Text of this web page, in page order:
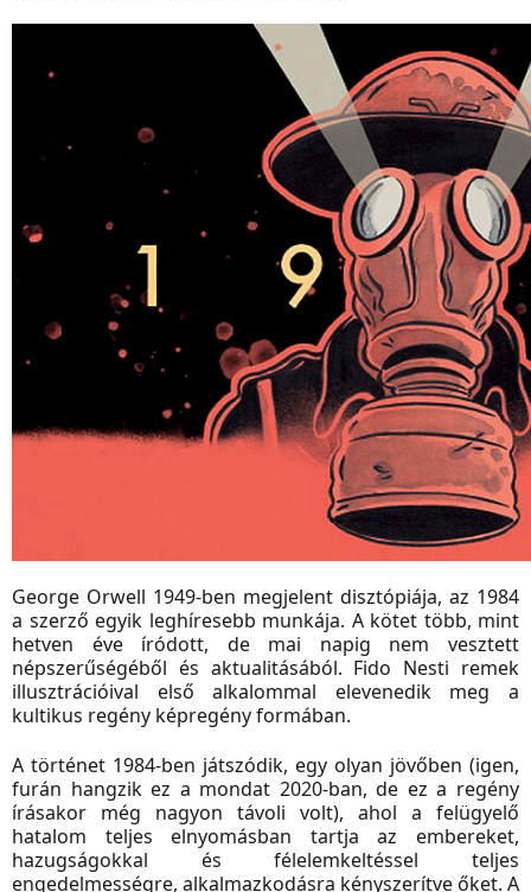
George Orwell 1949-ben megjelent disztópiája, az 1984
a szerző egyik leghíresebb munkája. A kötet több, mint
hetven éve íródott, de mai napig nem vesztett
népszerűségéből és aktualitásából. Fido Nesti remek
illusztrációival első alkalommal elevenedik meg a
kultikus regény képregény formában.
A történet 1984-ben játszódik, egy olyan jövőben (igen,
furán hangzik ez a mondat 2020-ban, de ez a regény
írásakor még nagyon távoli volt), ahol a felügyelő
hatalom teljes elnyomásban tartja az embereket,
hazugságokkal és félelemkeltéssel teljes
engedelmességre, alkalmazkodásra kényszerítve őket. A